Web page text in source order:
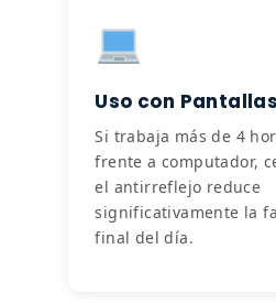
Uso con Pantallas
Si trabaja más de 4
frente a computador,
el antirreflejo reduce
significativamente la
final del día.